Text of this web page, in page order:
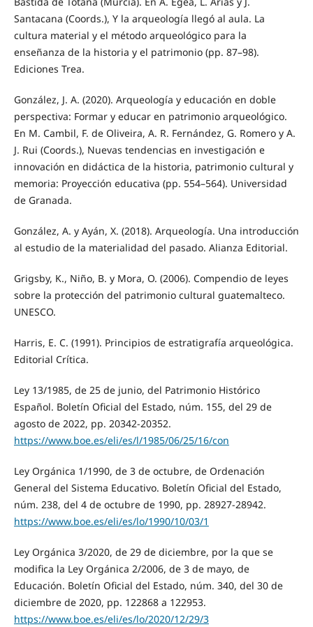
Santacana (Coords.), Y la arqueología llegó al aula. La
cultura material y el método arqueológico para la
enseñanza de la historia y el patrimonio (pp. 87–98).
Ediciones Trea.
González, J. A. (2020). Arqueología y educación en doble
perspectiva: Formar y educar en patrimonio arqueológico.
En M. Cambil, F. de Oliveira, A. R. Fernández, G. Romero y A.
J. Rui (Coords.), Nuevas tendencias en investigación e
innovación en didáctica de la historia, patrimonio cultural y
memoria: Proyección educativa (pp. 554–564). Universidad
de Granada.
González, A. y Ayán, X. (2018). Arqueología. Una introducción
al estudio de la materialidad del pasado. Alianza Editorial.
Grigsby, K., Niño, B. y Mora, O. (2006). Compendio de leyes
sobre la protección del patrimonio cultural guatemalteco.
UNESCO.
Harris, E. C. (1991). Principios de estratigrafía arqueológica.
Editorial Crítica.
Ley 13/1985, de 25 de junio, del Patrimonio Histórico
Español. Boletín Oficial del Estado, núm. 155, del 29 de
agosto de 2022, pp. 20342-20352.
https://www.boe.es/eli/es/l/1985/06/25/16/con
Ley Orgánica 1/1990, de 3 de octubre, de Ordenación
General del Sistema Educativo. Boletín Oficial del Estado,
núm. 238, del 4 de octubre de 1990, pp. 28927-28942.
https://www.boe.es/eli/es/lo/1990/10/03/1
Ley Orgánica 3/2020, de 29 de diciembre, por la que se
modifica la Ley Orgánica 2/2006, de 3 de mayo, de
Educación. Boletín Oficial del Estado, núm. 340, del 30 de
diciembre de 2020, pp. 122868 a 122953.
https://www.boe.es/eli/es/lo/2020/12/29/3